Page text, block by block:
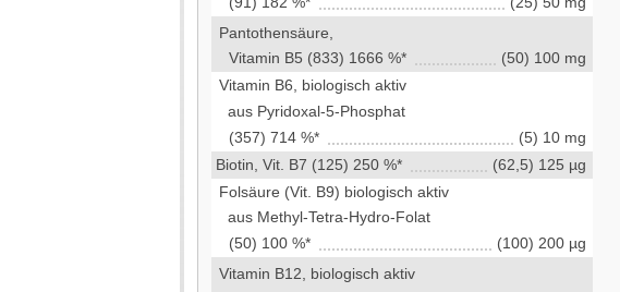
Pantothensäure,
Vitamin B5 (833) 1666 %*
(50) 100 mg
Vitamin B6, biologisch aktiv
aus Pyridoxal-5-Phosphat
(357) 714 %*
(5) 10 mg
Biotin, Vit. B7 (125) 250 %*
(62,5) 125 µg
Folsäure (Vit. B9) biologisch aktiv
aus Methyl-Tetra-Hydro-Folat
(50) 100 %*
(100) 200 µg
Vitamin B12, biologisch aktiv